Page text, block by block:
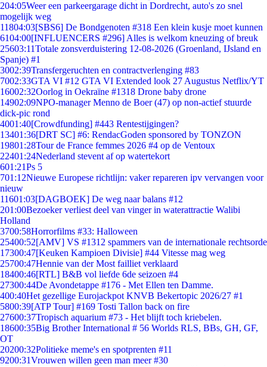
204:05Weer een parkeergarage dicht in Dordrecht, auto's zo snel
mogelijk weg
11804:03[SBS6] De Bondgenoten #318 Een klein kusje moet kunnen
6104:00[INFLUENCERS #296] Alles is welkom kneuzing of breuk
25603:11Totale zonsverduistering 12-08-2026 (Groenland, IJsland en
Spanje) #1
3002:39Transfergeruchten en contractverlenging #83
7002:33GTA VI #12 GTA VI Extended look 27 Augustus Netflix/YT
16002:32Oorlog in Oekraïne #1318 Drone baby drone
14902:09NPO-manager Menno de Boer (47) op non-actief stuurde
dick-pic rond
4001:40[Crowdfunding] #443 Rentestijgingen?
13401:36[DRT SC] #6: RendacGoden sponsored by TONZON
19801:28Tour de France femmes 2026 #4 op de Ventoux
22401:24Nederland stevent af op watertekort
601:21Ps 5
701:12Nieuwe Europese richtlijn: vaker repareren ipv vervangen voor
nieuw
11601:03[DAGBOEK] De weg naar balans #12
201:00Bezoeker verliest deel van vinger in waterattractie Walibi
Holland
3700:58Horrorfilms #33: Halloween
25400:52[AMV] VS #1312 spammers van de internationale rechtsorde
17300:47[Keuken Kampioen Divisie] #44 Vitesse mag weg
25700:47Hennie van der Most failliet verklaard
18400:46[RTL] B&B vol liefde 6de seizoen #4
27300:44De Avondetappe #176 - Met Ellen ten Damme.
400:40Het gezellige Eurojackpot KNVB Bekertopic 2026/27 #1
5800:39[ATP Tour] #169 Tosti Tallon back on fire
27600:37Tropisch aquarium #73 - Het blijft toch kriebelen.
18600:35Big Brother International # 56 Worlds RLS, BBs, GH, GF,
OT
20200:32Politieke meme's en spotprenten #11
9200:31Vrouwen willen geen man meer #30